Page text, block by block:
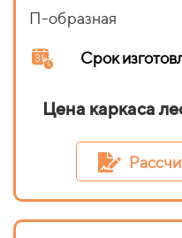
П-образная
Срок
Цена каркаса